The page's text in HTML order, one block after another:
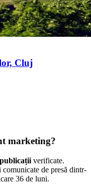
Cluj
marketing?
verificate.
de presă dintr-
36 de luni.